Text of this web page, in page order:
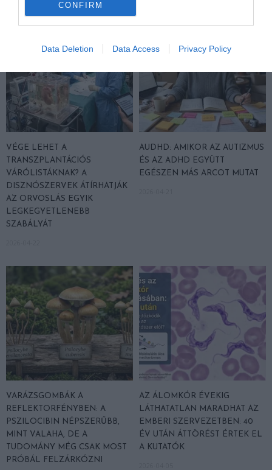
CONFIRM
Data Deletion Data Access Privacy Policy
VÉGE LEHET A
TRANSZPLANTÁCIÓS
VÁRÓLISTÁKNAK? A
DISZNÓSZERVEK ÁTÍRHATJÁK
AZ ORVOSLÁS EGYIK
LEGKEGYETLENEBB
SZABÁLYÁT
AUDHD: AMIKOR AZ AUTIZMUS
ÉS AZ ADHD EGYÜTT
EGÉSZEN MÁS ARCOT MUTAT
VARÁZSGOMBÁK A
REFLEKTORFÉNYBEN: A
PSZILOCIBIN NÉPSZERŰBB,
MINT VALAHA, DE A
TUDOMÁNY MÉG CSAK MOST
PRÓBÁL FELZÁRKÓZNI
AZ ÁLOMKÓR ÉVEKIG
LÁTHATATLAN MARADHAT AZ
EMBERI SZERVEZETBEN: 40
ÉV UTÁN ÁTTÖRÉST ÉRTEK EL
A KUTATÓK